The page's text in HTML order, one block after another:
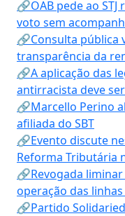
🔗OAB pede ao
voto sem
🔗Consulta pública
transparência da
🔗A aplicação das
antirracista deve
🔗Marcello Perino
afiliada do SBT
🔗Evento discute
Reforma Tributária
🔗Revogada
operação das
🔗Partido